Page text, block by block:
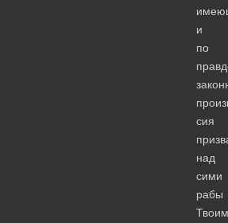
и
по
сия
над
сими
рабы